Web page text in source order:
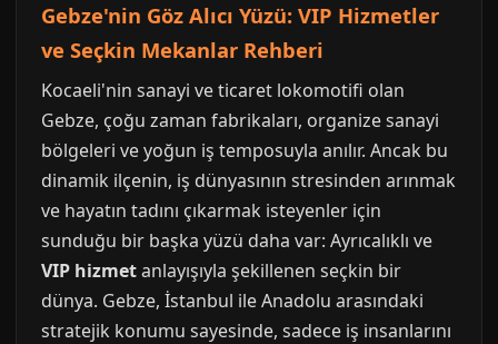
Gebze'nin Göz Alıcı Yüzü: VIP Hizmetler
ve Seçkin Mekanlar Rehberi
Kocaeli'nin sanayi ve ticaret lokomotifi olan
Gebze, çoğu zaman fabrikaları, organize sanayi
bölgeleri ve yoğun iş temposuyla anılır. Ancak bu
dinamik ilçenin, iş dünyasının stresinden arınmak
ve hayatın tadını çıkarmak isteyenler için
sunduğu bir başka yüzü daha var: Ayrıcalıklı ve
VIP hizmetanlayışıyla şekillenen seçkin bir
dünya. Gebze, İstanbul ile Anadolu arasındaki
stratejik konumu sayesinde, sadece iş insanlarını